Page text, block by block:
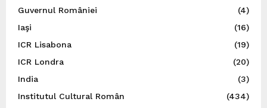
Guvernul României
(4)
Iaşi
(16)
ICR Lisabona
(19)
ICR Londra
(20)
India
(3)
Institutul Cultural Român
(434)